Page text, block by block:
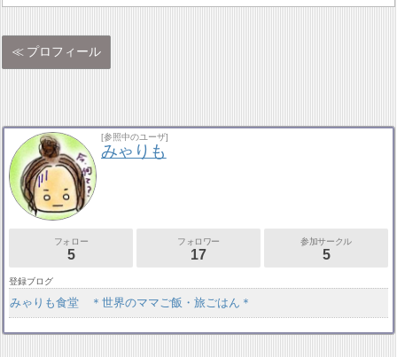
プロフィール
[参照中のユーザ]
みゃりも
フォロー
5
フォロワー
17
参加サークル
5
登録ブログ
みゃりも食堂 ＊世界のママご飯・旅ごはん＊